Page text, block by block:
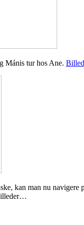
Mánis tur hos Ane.
kan man nu navigere